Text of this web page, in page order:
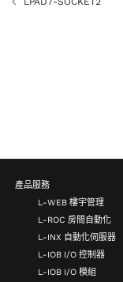
產品服務
L-WEB 樓宇管理
L-ROC 房間自動化
L-INX 自動化伺服器
L-IOB I/O 控制器
L-IOB I/O 模組